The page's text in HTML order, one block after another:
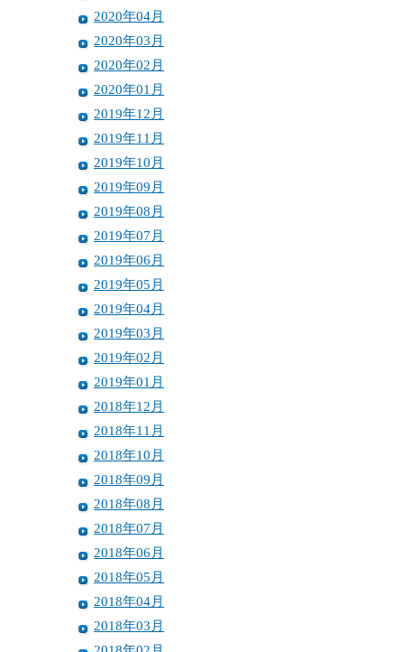
2020年04月
2020年03月
2020年02月
2020年01月
2019年12月
2019年11月
2019年10月
2019年09月
2019年08月
2019年07月
2019年06月
2019年05月
2019年04月
2019年03月
2019年02月
2019年01月
2018年12月
2018年11月
2018年10月
2018年09月
2018年08月
2018年07月
2018年06月
2018年05月
2018年04月
2018年03月